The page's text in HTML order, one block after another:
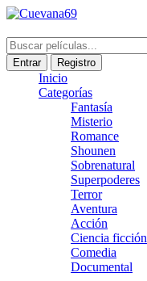
Entrar Registro
Inicio
Categorías
Fantasía
Misterio
Romance
Shounen
Sobrenatural
Superpoderes
Terror
Aventura
Acción
Ciencia ficción
Comedia
Documental